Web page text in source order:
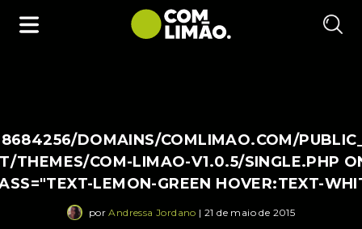
DOMAINS/COMLIMAO.COM/
THEMES/COM-LIMAO-V1.0.5/SINGLE.PHP
LEMON-GREEN HOVER:TEXT-
porAndressa Jordano | 21 de maio de 2015